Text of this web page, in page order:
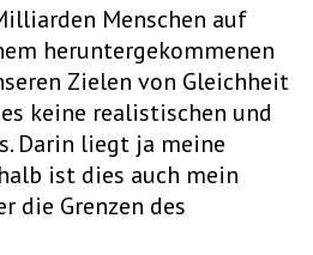
Menschen auf
heruntergekommenen
Zielen von Gleichheit
keine realistischen und
Darin liegt ja meine
ist dies auch mein
die Grenzen des